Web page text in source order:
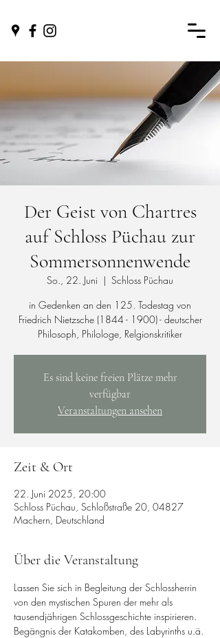
Der Geist von Chartres
auf Schloss Püchau zur
Sommersonnenwende
So., 22. Juni
  |
Schloss Püchau
in Gedenken an den 125. Todestag von
Friedrich Nietzsche (1844 - 1900) - deutscher
Philosoph, Philologe, Relgionskritiker
Es sind keine freien Plätze mehr
verfügbar
Veranstaltungen ansehen
Zeit & Ort
22. Juni 2025, 20:00
Schloss Püchau, Schloßstraße 20, 04827
Machern, Deutschland
Über die Veranstaltung
Lassen Sie sich in Begleitung der Schlossherrin
von den mystischen Spuren der mehr als
tausendjährigen Schlossgeschichte inspirieren.
Begängnis der Katakomben, des Labyrinths u.ä.